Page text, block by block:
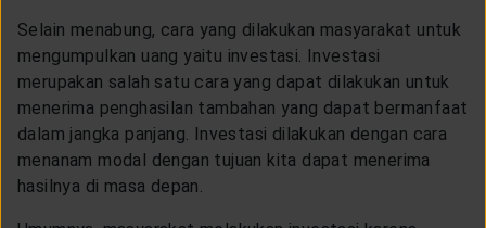
Selain menabung, cara yang dilakukan masyarakat untuk
mengumpulkan uang yaitu investasi. Investasi
merupakan salah satu cara yang dapat dilakukan untuk
menerima penghasilan tambahan yang dapat bermanfaat
dalam jangka panjang. Investasi dilakukan dengan cara
menanam modal dengan tujuan kita dapat menerima
hasilnya di masa depan.